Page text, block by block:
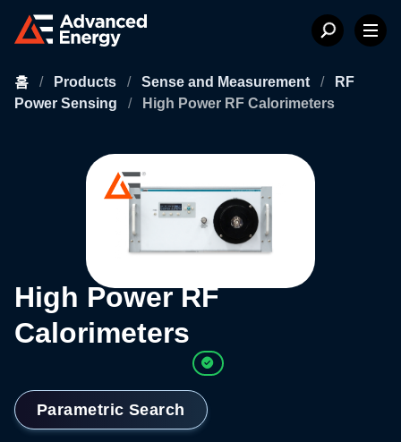
홈 / Products / Sense and Measurement /
RF
Power Sensing
/ High Power RF Calorimeters
High Power RF
Calorimeters
Parametric Search